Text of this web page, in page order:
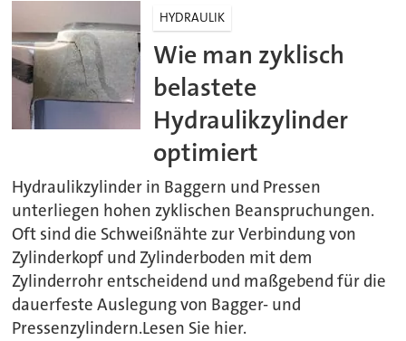
HYDRAULIK
Wie man zyklisch
belastete
Hydraulikzylinder
optimiert
Hydraulikzylinder in Baggern und Pressen
unterliegen hohen zyklischen Beanspruchungen.
Oft sind die Schweißnähte zur Verbindung von
Zylinderkopf und Zylinderboden mit dem
Zylinderrohr entscheidend und maßgebend für die
dauerfeste Auslegung von Bagger- und
Pressenzylindern.Lesen Sie hier.